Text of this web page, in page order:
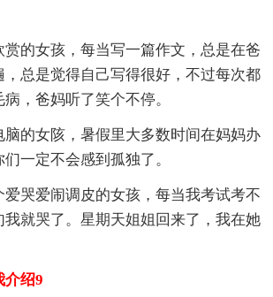
赏的女孩，每当写一篇作文，总是在爸
总是觉得自己写得很好，不过每次都
，爸妈听了笑个不停。
脑的女陔，暑假里大多数时间在妈妈办
一定不会感到孤独了。
爱哭爱闹调皮的女孩，每当我考试考不
就哭了。星期天姐姐回来了，我在她
介绍9